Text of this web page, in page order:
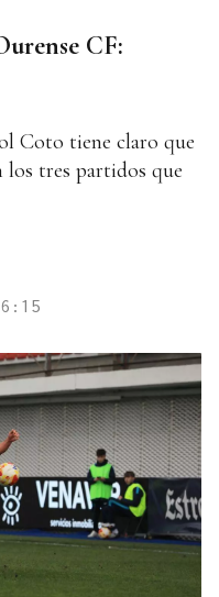
CF:
Coto tiene claro que
los tres partidos que